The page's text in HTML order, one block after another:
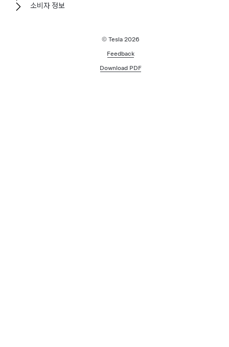
소비자 정보
© Tesla 2026
Feedback
Download PDF